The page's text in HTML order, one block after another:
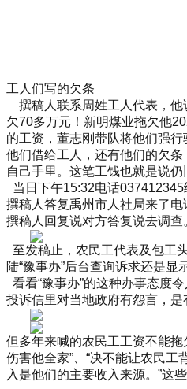
工人们写的欠条
撰稿人联系周姓工人代表，他
欠70多万元！新明煤业拖欠他
的工资，董志刚带队将他们强
他们借给工人，还有他们的欠
自己手里。这笔工钱也就是说仍
当日下午15:32电话
撰稿人答复禹州市人社局来了
撰稿人回复说对方答复说去调查
至发稿止，农民工代表及包工
陆“豫事办”后台查询诉求还是显
看看“豫事办”的这种办事态度
投诉信里对当地政府有怨言，是
但多年来喊的农民工工资不能
伤害他全家”、“决不能让农民工
入是他们的主要收入来源。”这